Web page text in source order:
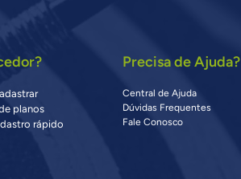
planos
rápido
Precisa de Ajuda?
Central de Ajuda
Dúvidas Frequentes
Fale Conosco